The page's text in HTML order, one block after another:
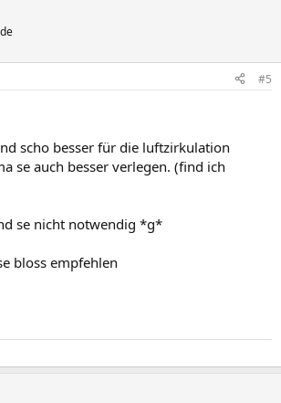
#5
scho besser für die luftzirkulation
se auch besser verlegen. (find ich
se nicht notwendig *g*
bloss empfehlen